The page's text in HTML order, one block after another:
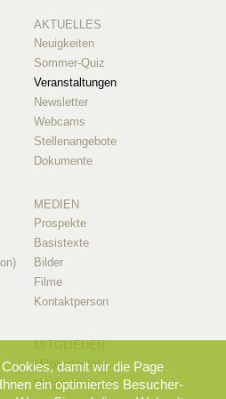
AKTUELLES
Neuigkeiten
Sommer-Quiz
Veranstaltungen
Newsletter
Webcams
Stellenangebote
Dokumente
MEDIEN
Prospekte
Basistexte
Bilder
Filme
Kontaktperson
Mitglieder-Info
Mitglieder-Login
damit wir die Page
ein optimiertes Besucher-